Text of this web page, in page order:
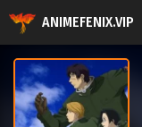
ANIMEFENIX.VIP